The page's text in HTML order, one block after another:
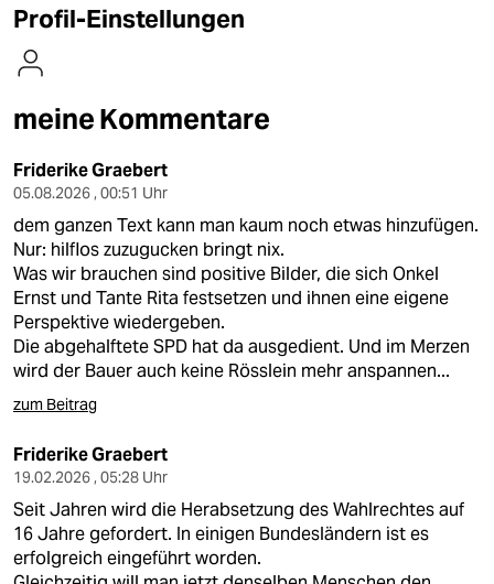
öko
gesellschaft
kultur
sport
berlin
nord
wahrheit
verlag
verlag
veranstaltungen
shop
fragen & hilfe
unterstützen
Profil-Einstellungen
meine Kommentare
Friderike Graebert
05.08.2026 , 00:51 Uhr
dem ganzen Text kann man kaum noch etwas hinzufügen.
Nur: hilflos zuzugucken bringt nix.
Was wir brauchen sind positive Bilder, die sich Onkel
Ernst und Tante Rita festsetzen und ihnen eine eigene
Perspektive wiedergeben.
Die abgehalftete SPD hat da ausgedient. Und im Merzen
wird der Bauer auch keine Rösslein mehr anspannen...
zum Beitrag
Friderike Graebert
19.02.2026 , 05:28 Uhr
Seit Jahren wird die Herabsetzung des Wahlrechtes auf
16 Jahre gefordert. In einigen Bundesländern ist es
erfolgreich eingeführt worden.